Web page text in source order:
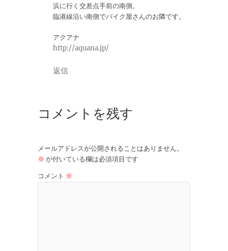
浜に行く交差点手前の南側。
臨港線沿い南側でバイク屋さんのお隣です。
アクアナ
http://aquana.jp/
返信
コメントを残す
メールアドレスが公開されることはありません。
※ が付いている欄は必須項目です
コメント ※